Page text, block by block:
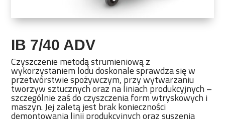
IB 7/40 ADV
Czyszczenie metodą strumieniową z
wykorzystaniem lodu doskonale sprawdza się w
przetwórstwie spożywczym, przy wytwarzaniu
tworzyw sztucznych oraz na liniach produkcyjnych –
szczególnie zaś do czyszczenia form wtryskowych i
maszyn. Jej zaletą jest brak konieczności
demontowania linii produkcyjnych oraz suszenia